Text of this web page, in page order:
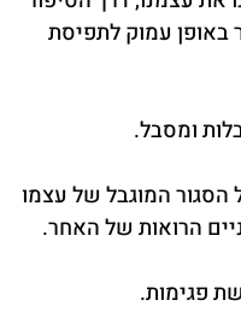
באופן עמוק לתפיסת
ומסבל.
המוגבל של עצמו
הרואות של האחר.
פגימות.